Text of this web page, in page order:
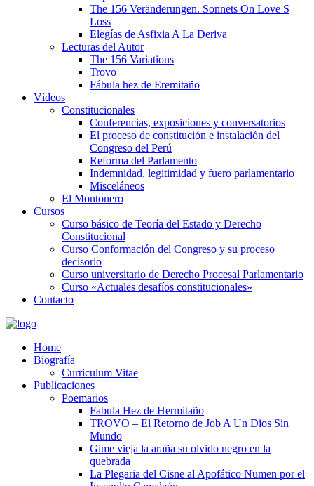
The 156 Veränderungen. Sonnets On Love S
Loss
Elegías de Asfixia A La Deriva
Lecturas del Autor
The 156 Variations
Trovo
Fábula hez de Eremitaño
Vídeos
Constitucionales
Conferencias, exposiciones y conversatorios
El proceso de constitución e instalación del
Congreso del Perú
Reforma del Parlamento
Indemnidad, legitimidad y fuero parlamentario
Misceláneos
El Montonero
Cursos
Curso básico de Teoría del Estado y Derecho
Constitucional
Curso Conformación del Congreso y su proceso
decisorio
Curso universitario de Derecho Procesal Parlamentario
Curso «Actuales desafíos constitucionales»
Contacto
Home
Biografía
Curriculum Vitae​
Publicaciones
Poemarios
Fabula Hez de Hermitaño
TROVO – El Retorno de Job A Un Dios Sin
Mundo
Gime vieja la araña su olvido negro en la
quebrada
La Plegaria del Cisne al Apofático Numen por el